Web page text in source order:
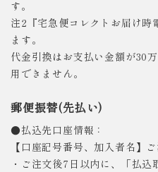
す。
注2『宅急便コレクトお届け時
ます。
代金引換はお支払い金額が30
用できません。
郵便振替(先払い)
●払込先口座情報：
【口座記号番号、加入者名】
・ご注文後7日以内に、「払